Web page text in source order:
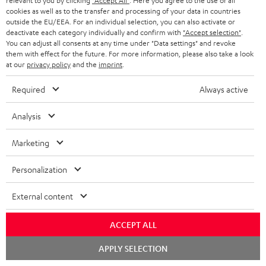
i
e
Nicht gültig für bereits getätigte Käufe. Keine Barauszahlung. Nur für
Privatkunden. Nicht mit anderen Aktionsgutscheinen kombinierbar. Der
Weiterverkauf von Aktionsgutscheinen ist untersagt. Der Gutschein verliert
im Falle eines Verkaufs seine Gültigkeit. Die genauen Bedingungen
entnehmen Sie bitte denAGB
8 Wochen Probehören
cookies as well as to the transfer and processing of your data in countries
outside the EU/EEA. For an individual selection, you can also activate or
deactivate each category individually and confirm with "Accept selection"
You can adjust all consents at any time under "Data settings" and revoke
them with effect for the future. For more information, please also take a look
at our privacy policyand the imprint
Required Always active
Analysis
Marketing
Personalization
External content
ACCEPT ALL
APPLY SELECTION